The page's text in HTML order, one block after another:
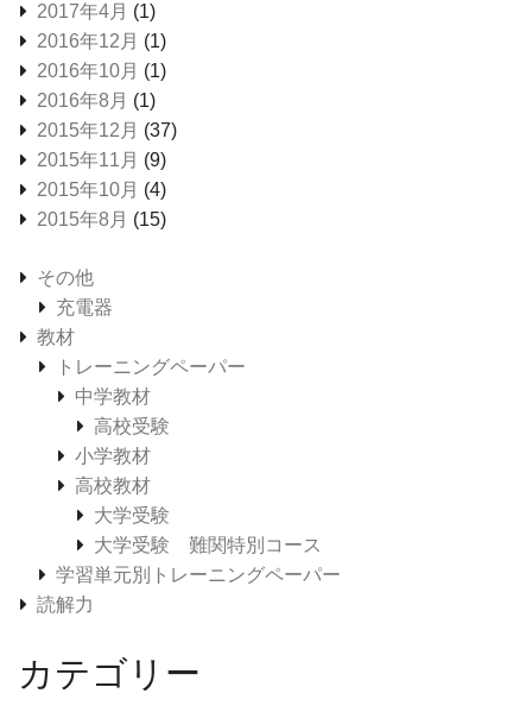
2017年4月 (1)
2016年12月 (1)
2016年10月 (1)
2016年8月 (1)
2015年12月 (37)
2015年11月 (9)
2015年10月 (4)
2015年8月 (15)
その他
充電器
教材
トレーニングペーパー
中学教材
高校受験
小学教材
高校教材
大学受験
大学受験 難関特別コース
学習単元別トレーニングペーパー
読解力
カテゴリー